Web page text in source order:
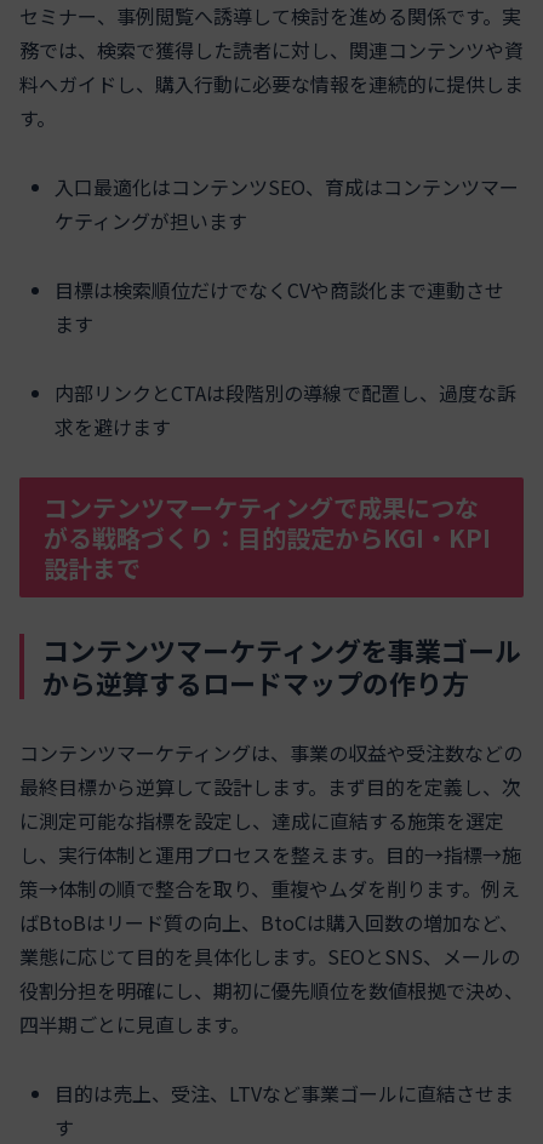
セミナー、事例閲覧へ誘導して検討を進める関係です。実
務では、検索で獲得した読者に対し、関連コンテンツや資
料へガイドし、購入行動に必要な情報を連続的に提供しま
す。
入口最適化はコンテンツSEO、育成はコンテンツマー
ケティングが担います
目標は検索順位だけでなくCVや商談化まで連動させ
ます
内部リンクとCTAは段階別の導線で配置し、過度な訴
求を避けます
コンテンツマーケティングで成果につな
がる戦略づくり：目的設定からKGI・KPI
設計まで
コンテンツマーケティングを事業ゴール
から逆算するロードマップの作り方
コンテンツマーケティングは、事業の収益や受注数などの
最終目標から逆算して設計します。まず目的を定義し、次
に測定可能な指標を設定し、達成に直結する施策を選定
し、実行体制と運用プロセスを整えます。目的→指標→施
策→体制の順で整合を取り、重複やムダを削ります。例え
ばBtoBはリード質の向上、BtoCは購入回数の増加など、
業態に応じて目的を具体化します。SEOとSNS、メールの
役割分担を明確にし、期初に優先順位を数値根拠で決め、
四半期ごとに見直します。
目的は売上、受注、LTVなど事業ゴールに直結させま
す